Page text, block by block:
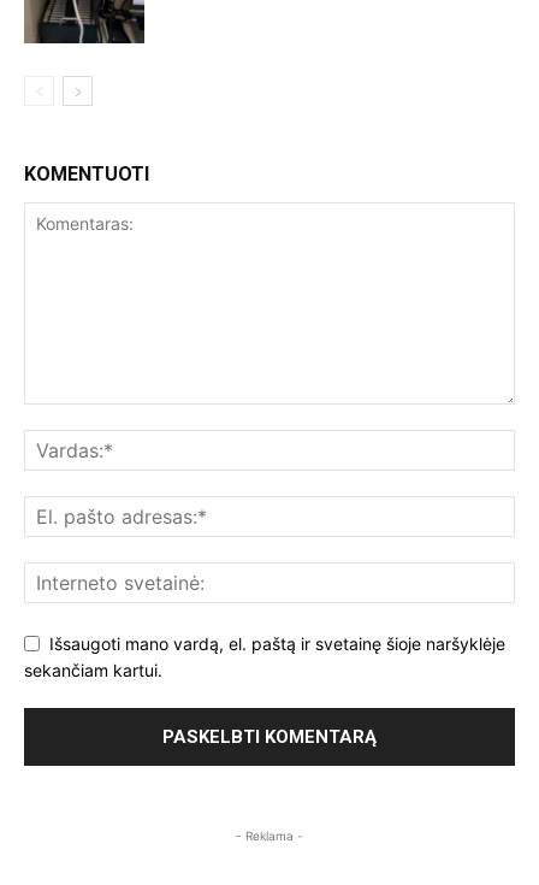
KOMENTUOTI
Išsaugoti mano vardą, el. paštą ir svetainę šioje naršyklėje
sekančiam kartui.
- Reklama -